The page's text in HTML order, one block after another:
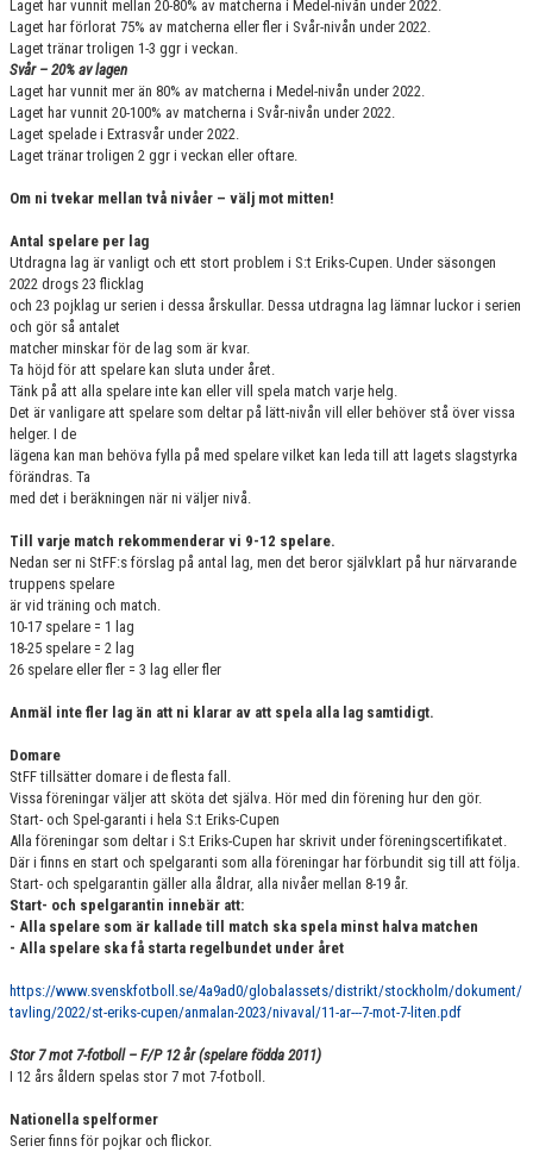
Laget har vunnit mellan 20-80% av matcherna i Medel-nivån under 2022.
Laget har förlorat 75% av matcherna eller fler i Svår-nivån under 2022.
Laget tränar troligen 1-3 ggr i veckan.
Svår – 20% av lagen
Laget har vunnit mer än 80% av matcherna i Medel-nivån under 2022.
Laget har vunnit 20-100% av matcherna i Svår-nivån under 2022.
Laget spelade i Extrasvår under 2022.
Laget tränar troligen 2 ggr i veckan eller oftare.
Om ni tvekar mellan två nivåer – välj mot mitten!
Antal spelare per lag
Utdragna lag är vanligt och ett stort problem i S:t Eriks-Cupen. Under säsongen
2022 drogs 23 flicklag
och 23 pojklag ur serien i dessa årskullar. Dessa utdragna lag lämnar luckor i serien
och gör så antalet
matcher minskar för de lag som är kvar.
Ta höjd för att spelare kan sluta under året.
Tänk på att alla spelare inte kan eller vill spela match varje helg.
Det är vanligare att spelare som deltar på lätt-nivån vill eller behöver stå över vissa
helger. I de
lägena kan man behöva fylla på med spelare vilket kan leda till att lagets slagstyrka
förändras. Ta
med det i beräkningen när ni väljer nivå.
Till varje match rekommenderar vi 9-12 spelare.
Nedan ser ni StFF:s förslag på antal lag, men det beror självklart på hur närvarande
truppens spelare
är vid träning och match.
10-17 spelare = 1 lag
18-25 spelare = 2 lag
26 spelare eller fler = 3 lag eller fler
Anmäl inte fler lag än att ni klarar av att spela alla lag samtidigt.
Domare
StFF tillsätter domare i de flesta fall.
Vissa föreningar väljer att sköta det själva. Hör med din förening hur den gör.
Start- och Spel-garanti i hela S:t Eriks-Cupen
Alla föreningar som deltar i S:t Eriks-Cupen har skrivit under föreningscertifikatet.
Där i finns en start och spelgaranti som alla föreningar har förbundit sig till att följa.
Start- och spelgarantin gäller alla åldrar, alla nivåer mellan 8-19 år.
Start- och spelgarantin innebär att:
- Alla spelare som är kallade till match ska spela minst halva matchen
- Alla spelare ska få starta regelbundet under året
https://www.svenskfotboll.se/4a9ad0/globalassets/distrikt/stockholm/dokument/
tavling/2022/st-eriks-cupen/anmalan-2023/nivaval/11-ar---7-mot-7-liten.pdf
Stor 7 mot 7-fotboll – F/P 12 år (spelare födda 2011)
I 12 års åldern spelas stor 7 mot 7-fotboll.
Nationella spelformer
Serier finns för pojkar och flickor.